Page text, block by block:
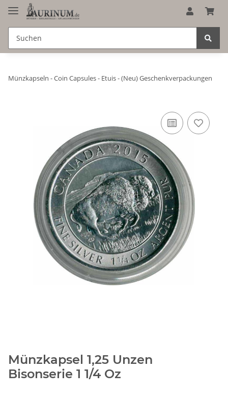
Münzkapseln - Coin Capsules - Etuis - (Neu) Geschenkverpackungen
Münzkapsel 1,25 Unzen
Bisonserie 1 1/4 Oz